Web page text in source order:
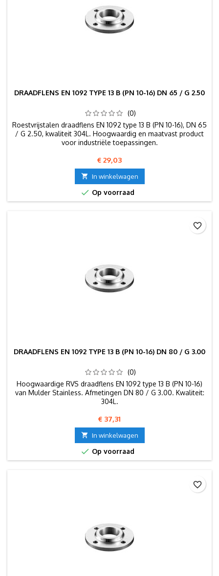
DRAADFLENS EN 1092 TYPE 13 B (PN 10-16) DN 65 / G 2.50
(0)
Roestvrijstalen draadflens EN 1092 type 13 B (PN 10-16), DN 65
/ G 2.50, kwaliteit 304L. Hoogwaardig en maatvast product
voor industriële toepassingen.
Prijs
€ 29,03
 In winkelwagen
 Op voorraad
DRAADFLENS EN 1092 TYPE 13 B (PN 10-16) DN 80 / G 3.00
(0)
Hoogwaardige RVS draadflens EN 1092 type 13 B (PN 10-16)
van Mulder Stainless. Afmetingen DN 80 / G 3.00. Kwaliteit:
304L.
Prijs
€ 37,31
 In winkelwagen
 Op voorraad
favorite_border
favorite_border